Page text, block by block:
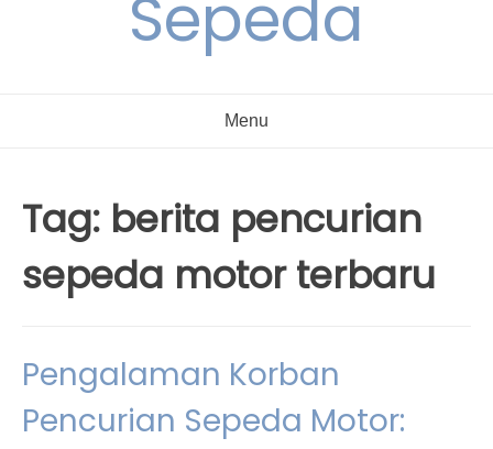
Sepeda
Menu
Tag: berita pencurian
sepeda motor terbaru
Pengalaman Korban
Pencurian Sepeda Motor: